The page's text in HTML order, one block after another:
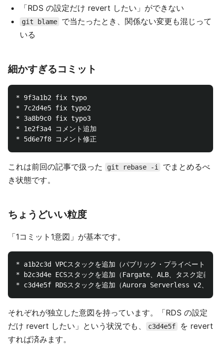
「RDS の設定だけ revert したい」ができない
git blame
で当たったとき、関係ない変更も混じって
いる
細かすぎるコミット
* 9f3a1b2 fix typo
* 7c2d4e5 fix typo2
* 3a8b9c0 fix typo3
* 1e2f3a4 コメント追加
これは前回の記事で扱った git rebase -i
でまとめるべ
き状態です。
ちょうどいい粒度
「1コミット1意図」が基本です。
* a1b2c3d VPCスタックを追加（パブリック・プライベートサブ
* b2c3d4e ECSスタックを追加（Fargate、ALB、タスク定義）
それぞれが独立した意図を持っています。「RDS の設定
だけ revert したい」という状況でも、
c3d4e5f
を revert
すれば済みます。